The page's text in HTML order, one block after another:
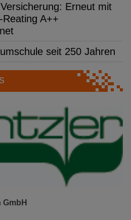
Erneut mit
A++
seit 250 Jahren